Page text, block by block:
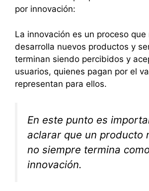
por innovación:
La innovación es un proceso
desarrolla nuevos productos y
terminan siendo percibidos y
usuarios, quienes pagan por el
representan para ellos.
En este punto es
aclarar que un producto
no siempre termina como
innovación.